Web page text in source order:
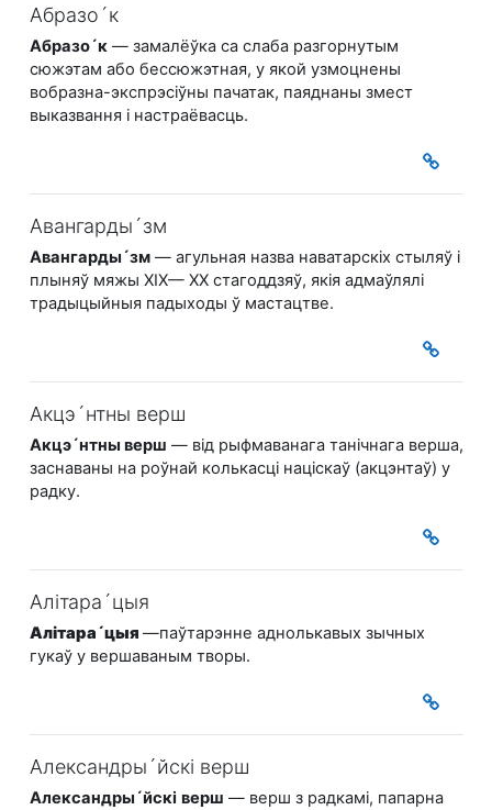
Абразо´к
Абразо´к— замалёўка са слаба разгорнутым
сюжэтам або бессюжэтная, у якой узмоцнены
вобразна-экспрэсіўны пачатак, паяднаны змест
выказвання і настраёвасць.
Авангарды´зм
Авангарды´зм— агульная назва наватарскіх стыляў і
плыняў мяжы ХІХ— ХХ стагоддзяў, якія адмаўлялі
традыцыйныя падыходы ў мастацтве.
Акцэ´нтны верш
Акцэ´нтны верш — від рыфмаванага танічнага верша,
заснаваны на роўнай колькасці націскаў (акцэнтаў) у
радку.
Алітара´цыя
Алітара´цыя —паўтарэнне аднолькавых зычных
гукаў у вершаваным творы.
Александры´йскі верш
Александры´йскі верш — верш з радкамі, папарна